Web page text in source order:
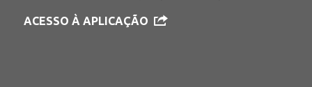
ACESSO À APLICAÇÃO